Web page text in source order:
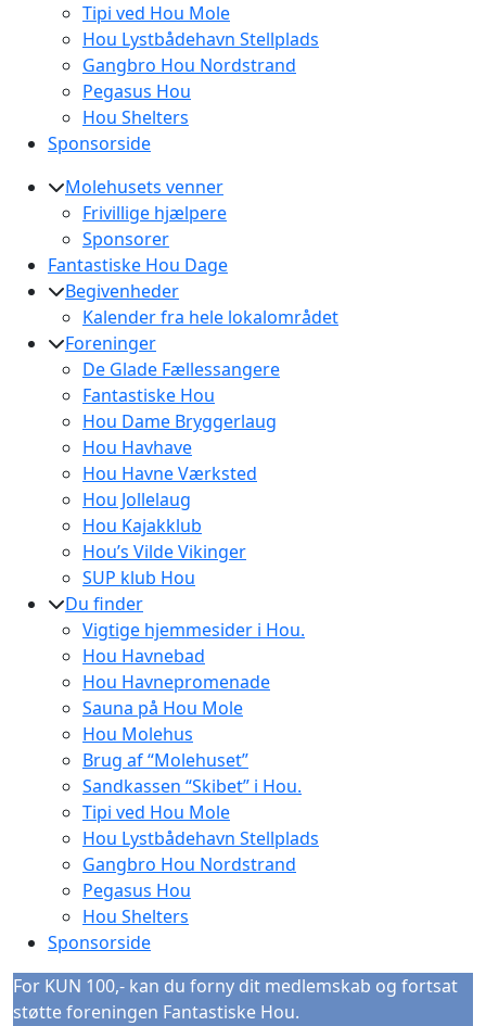
Tipi ved Hou Mole
Hou Lystbådehavn Stellplads
Gangbro Hou Nordstrand
Pegasus Hou
Hou Shelters
Sponsorside
Molehusets venner
Frivillige hjælpere
Sponsorer
Fantastiske Hou Dage
Begivenheder
Kalender fra hele lokalområdet
Foreninger
De Glade Fællessangere
Fantastiske Hou
Hou Dame Bryggerlaug
Hou Havhave
Hou Havne Værksted
Hou Jollelaug
Hou Kajakklub
Hou’s Vilde Vikinger
SUP klub Hou
Du finder
Vigtige hjemmesider i Hou.
Hou Havnebad
Hou Havnepromenade
Sauna på Hou Mole
Hou Molehus
Brug af “Molehuset”
Sandkassen “Skibet” i Hou.
Tipi ved Hou Mole
Hou Lystbådehavn Stellplads
Gangbro Hou Nordstrand
Pegasus Hou
Hou Shelters
Sponsorside
For KUN 100,- kan du forny dit medlemskab og fortsat
støtte foreningen Fantastiske Hou.